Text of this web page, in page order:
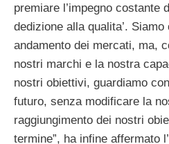
premiare l’impegno costante
dedizione alla qualita’.
andamento dei mercati, ma,
nostri marchi e la nostra
nostri obiettivi, guardiamo
futuro, senza modificare la
raggiungimento dei nostri
termine”, ha infine affermato